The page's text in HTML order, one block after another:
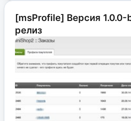
[msProfile] Версия
релиз